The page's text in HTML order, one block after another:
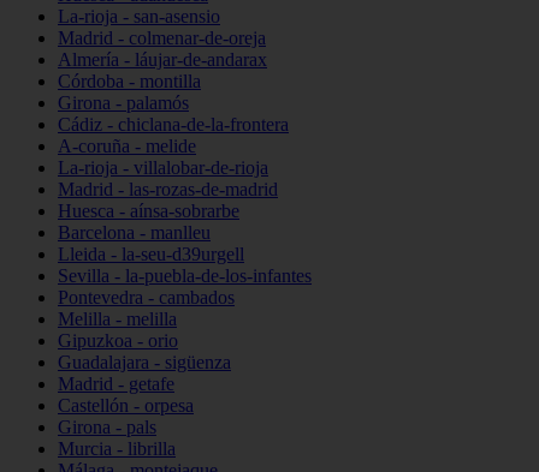
La-rioja - san-asensio
Madrid - colmenar-de-oreja
Almería - láujar-de-andarax
Córdoba - montilla
Girona - palamós
Cádiz - chiclana-de-la-frontera
A-coruña - melide
La-rioja - villalobar-de-rioja
Madrid - las-rozas-de-madrid
Huesca - aínsa-sobrarbe
Barcelona - manlleu
Lleida - la-seu-d39urgell
Sevilla - la-puebla-de-los-infantes
Pontevedra - cambados
Melilla - melilla
Gipuzkoa - orio
Guadalajara - sigüenza
Madrid - getafe
Castellón - orpesa
Girona - pals
Murcia - librilla